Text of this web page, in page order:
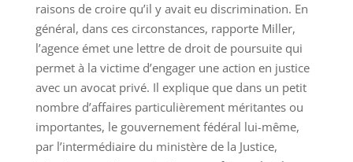
raisons de croire qu’il y avait eu discrimination. En
général, dans ces circonstances, rapporte Miller,
l’agence émet une lettre de droit de poursuite qui
permet à la victime d’engager une action en justice
avec un avocat privé. Il explique que dans un petit
nombre d’affaires particulièrement méritantes ou
importantes, le gouvernement fédéral lui-même,
par l’intermédiaire du ministère de la Justice,